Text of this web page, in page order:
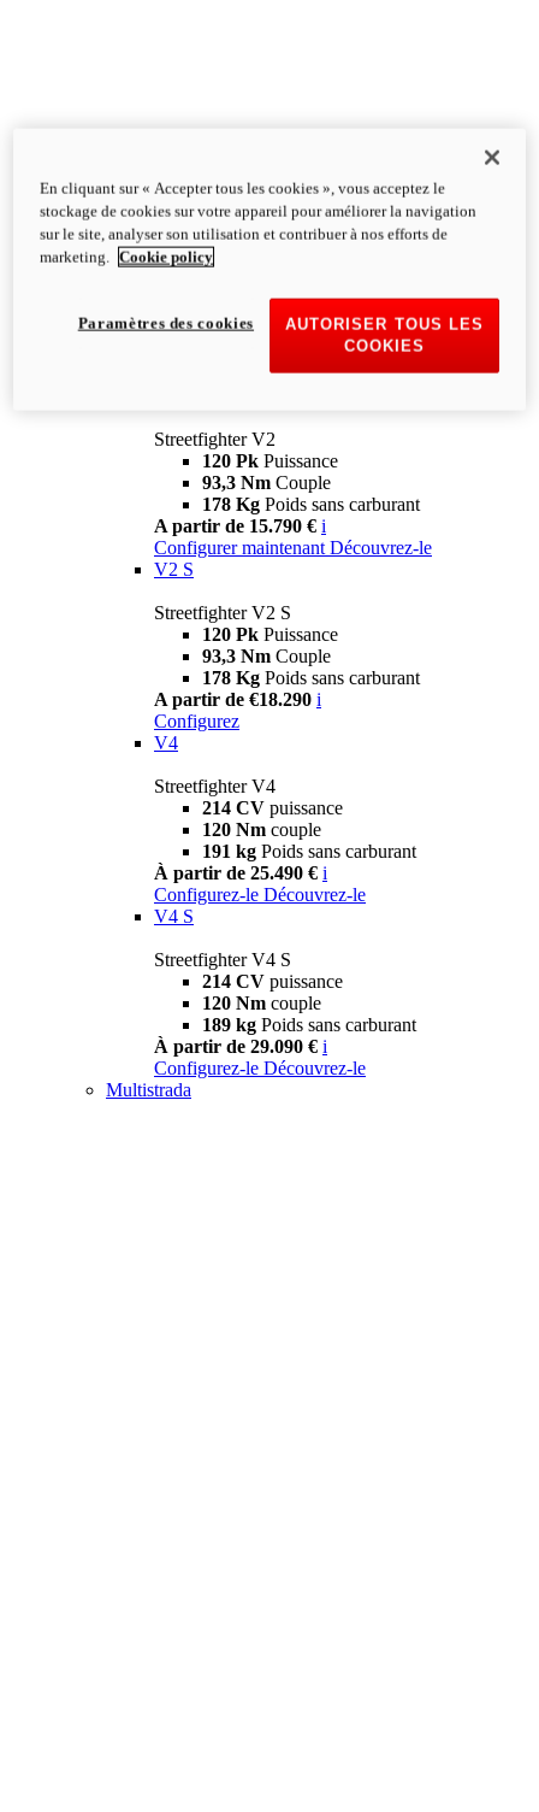
Streetfighter V2
120 Pk Puissance
93,3 Nm Couple
178 Kg Poids sans carburant
A partir de 15.790 € i
Configurer maintenant Découvrez-le
V2 S
Streetfighter V2 S
120 Pk Puissance
93,3 Nm Couple
178 Kg Poids sans carburant
A partir de €18.290 i
Configurez
V4
Streetfighter V4
214 CV puissance
120 Nm couple
191 kg Poids sans carburant
À partir de 25.490 € i
Configurez-le Découvrez-le
V4 S
Streetfighter V4 S
214 CV puissance
120 Nm couple
189 kg Poids sans carburant
À partir de 29.090 € i
Configurez-le Découvrez-le
Multistrada
En cliquant sur « Accepter tous les cookies », vous acceptez le
stockage de cookies sur votre appareil pour améliorer la navigation
sur le site, analyser son utilisation et contribuer à nos efforts de
marketing.
Cookie policy
AUTORISER TOUS LES
COOKIES
Paramètres des cookies